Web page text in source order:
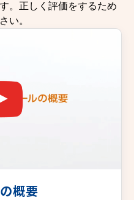
。正しく評価をするため
い。
概要